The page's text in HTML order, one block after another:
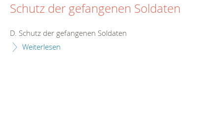
Schutz der gefangenen Soldaten
D. Schutz der gefangenen Soldaten
Weiterlesen